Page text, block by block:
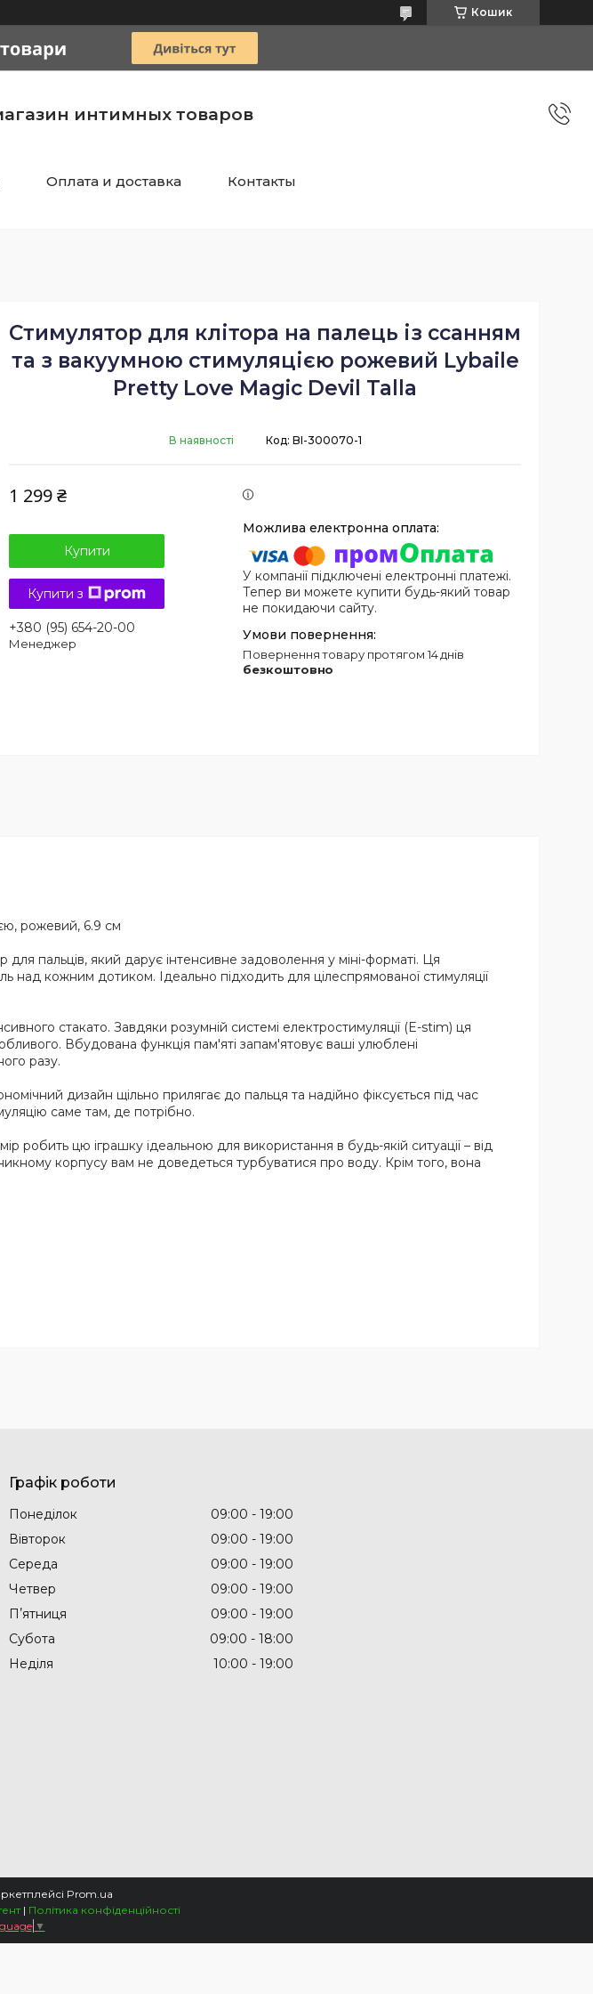
Кошик
интимных товаров
Оплата и доставка Контакты
Стимулятор для клітора на палець із ссанням
та з вакуумною стимуляцією рожевий Lybaile
Pretty Love Magic Devil Talla
В наявності Код: BI-300070-1
1 299 ₴
Купити
Купити з
+380 (95) 654-20-00
Менеджер
У компанії підключені електронні платежі.
Тепер ви можете купити будь-який товар
не покидаючи сайту.
повернення товару протягом 14 днів
безкоштовно
рожевий, 6.9 см
пальців, який дарує інтенсивне задоволення у міні-форматі. Ця
кожним дотиком. Ідеально підходить для цілеспрямованої стимуляції
стакато. Завдяки розумній системі електростимуляції (E-stim) ця
Вбудована функція пам'яті запам'ятовує ваші улюблені
разу.
дизайн щільно прилягає до пальця та надійно фіксується під час
саме там, де потрібно.
робить цю іграшку ідеальною для використання в будь-якій ситуації – від
корпусу вам не доведеться турбуватися про воду. Крім того, вона
Графік роботи
Понеділок 09:00
19:00
Вівторок
09:00
19:00
Середа
09:00
19:00
Четвер
09:00
19:00
Пʼятниця
09:00
19:00
Субота
09:00
18:00
Неділя
10:00 19:00
Prom.ua
| Політика конфіденційності
▼